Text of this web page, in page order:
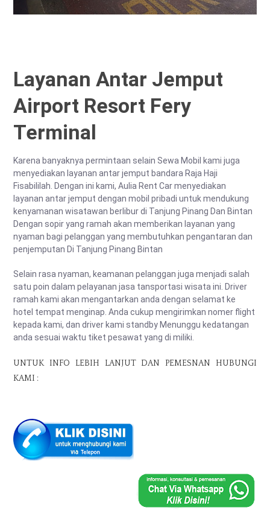
Layanan Antar Jemput
Airport Resort Fery
Terminal
Karena banyaknya permintaan selain Sewa Mobil kami juga
menyediakan layanan antar jemput bandara Raja Haji
Fisabililah. Dengan ini kami, Aulia Rent Car menyediakan
layanan antar jemput dengan mobil pribadi untuk mendukung
kenyamanan wisatawan berlibur di Tanjung Pinang Dan Bintan
Dengan sopir yang ramah akan memberikan layanan yang
nyaman bagi pelanggan yang membutuhkan pengantaran dan
penjemputan Di Tanjung Pinang Bintan
Selain rasa nyaman, keamanan pelanggan juga menjadi salah
satu poin dalam pelayanan jasa tansportasi wisata ini. Driver
ramah kami akan mengantarkan anda dengan selamat ke
hotel tempat menginap. Anda cukup mengirimkan nomer flight
kepada kami, dan driver kami standby Menunggu kedatangan
anda sesuai waktu tiket pesawat yang di miliki.
UNTUK INFO LEBIH LANJUT DAN PEMESNAN HUBUNGI
KAMI :